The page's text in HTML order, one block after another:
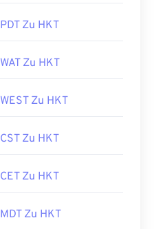
PDT Zu HKT
WAT Zu HKT
WEST Zu HKT
CST Zu HKT
CET Zu HKT
MDT Zu HKT